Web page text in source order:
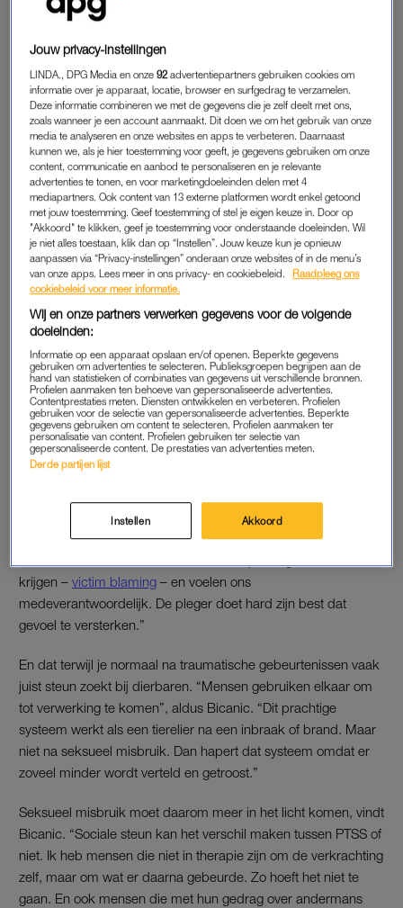
‘THE VOICE OF HOLLAND’
Wat was uw reactie op de BOOS
-aflevering over
machtsmisbruik bijThe Voice of Holland?
“Ik herinner me vooral mijn verbazing over de manier waarop
we er vervolgens mee omgingen; het onvermogen rustig te
blijven en de zaak over te laten aan de partijen die daar
beroepsmatig over gaan. Ik zag hier in het groot wat ook in het
‘klein’ gebeurt als seksueel misbruik uitkomt. Je hebt altijd
believers en non-believers én polarisatie. Niemand was erbij,
maar iedereen weet hoe het zit en heeft een mening.
We schreeuwen allemaal even moord en brand, en nu? Het
oorlog in Oekraïne.”
MAAK HET BESPREEKBAAR
“Ik voorspelde meteen na de ophef: mensen willen weer rustig
verder slapen. Degenen die het overkomt, de plegers en de
rest, wij dus: we werken allemaal mee aan die collectieve
ontkenning”, vervolgt Bicanic. “Er zijn maar weinig vrouwen en
Negen van de tien slachtoffers denken: wat heb ik gedaan
waardoor die ander het idee kreeg dat hij dit kon maken?
krijgen – victim blaming – en voelen ons
medeverantwoordelijk. De pleger doet hard zijn best dat
gevoel te versterken.”
En dat terwijl je normaal na traumatische gebeurtenissen vaak
juist steun zoekt bij dierbaren. “Mensen gebruiken elkaar om
tot verwerking te komen”, aldus Bicanic. “Dit prachtige
systeem werkt als een tierelier na een inbraak of brand. Maar
niet na seksueel misbruik. Dan hapert dat systeem omdat er
zoveel minder wordt verteld en getroost.”
Seksueel misbruik moet daarom meer in het licht komen, vindt
Bicanic. “Sociale steun kan het verschil maken tussen PTSS of
niet. Ik heb mensen die niet in therapie zijn om de verkrachting
zelf, maar om wat er daarna gebeurde. Zo hoeft het niet te
gaan. En ook mensen die met hun gedrag over andermans
Jouw privacy-instellingen
LINDA., DPG Media en onze92 advertentiepartners gebruiken cookies om
informatie over je apparaat, locatie, browser en surfgedrag te verzamelen.
Deze informatie combineren we met de gegevens die je zelf deelt met ons,
zoals wanneer je een account aanmaakt. Dit doen we om het gebruik van onze
media te analyseren en onze websites en apps te verbeteren. Daarnaast
kunnen we, als je hier toestemming voor geeft, je gegevens gebruiken om onze
content, communicatie en aanbod te personaliseren en je relevante
advertenties te tonen, en voor marketingdoeleinden delen met 4
mediapartners. Ook content van 13 externe platformen wordt enkel getoond
met jouw toestemming. Geef toestemming of stel je eigen keuze in. Door op
"Akkoord" te klikken, geef je toestemming voor onderstaande doeleinden. Wil
je niet alles toestaan, klik dan op “Instellen”. Jouw keuze kun je opnieuw
aanpassen via “Privacy-instellingen” onderaan onze websites of in de menu’s
van onze apps. Lees meer in ons privacy- en cookiebeleid.
Raadpleeg ons
cookiebeleid voor meer informatie.
Wij en onze partners verwerken gegevens voor de volgende
doeleinden:
Informatie op een apparaat opslaan en/of openen. Beperkte gegevens
gebruiken om advertenties te selecteren. Publieksgroepen begrijpen aan de
hand van statistieken of combinaties van gegevens uit verschillende bronnen.
Profielen aanmaken ten behoeve van gepersonaliseerde advertenties.
Contentprestaties meten. Diensten ontwikkelen en verbeteren. Profielen
gebruiken voor de selectie van gepersonaliseerde advertenties. Beperkte
gegevens gebruiken om content te selecteren. Profielen aanmaken ter
personalisatie van content. Profielen gebruiken ter selectie van
gepersonaliseerde content. De prestaties van advertenties meten.
Derde partijen lijst
Instellen Akkoord